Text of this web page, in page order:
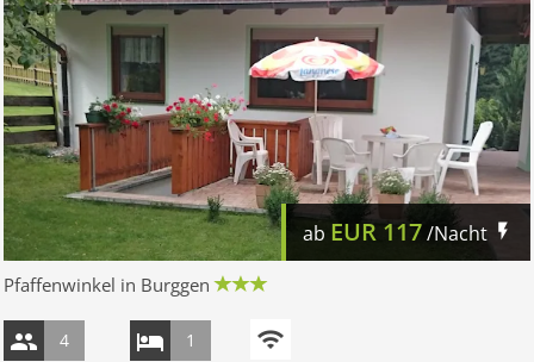
ab EUR 117/Nacht
Pfaffenwinkel in Burggen
4 1